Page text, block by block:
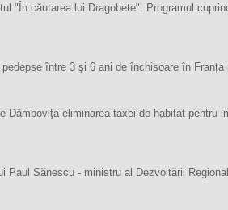
căutarea lui Dragobete". Programul
între 3 şi 6 ani de închisoare în
eliminarea taxei de habitat
Sănescu - ministru al Dezvoltării